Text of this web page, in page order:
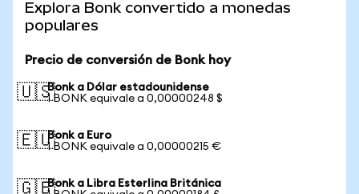
Explora Bonk convertido a monedas
populares
Precio de conversión de Bonk hoy
🇺🇸Bonk a Dólar estadounidense
1 BONK equivale a 0,00000248 $
🇪🇺Bonk a Euro
1 BONK equivale a 0,00000215 €
🇬🇧Bonk a Libra Esterlina Británica